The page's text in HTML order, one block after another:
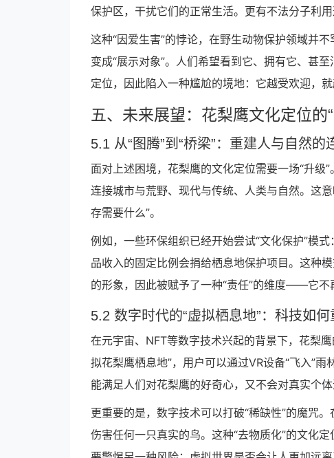
保护区，干扰它们的正常生活。更有不法分子利
这种“因爱生害”的悖论，在野生动物保护领域并
变成“展示对象”。人们希望看到它、拥有它、甚
定位，因此陷入一种尴尬的境地：它越受欢迎，就
五、未来展望：花梨鹰文化定位的
5.1 从“图腾”到“桥梁”：重建人与自然的
面对上述困境，花梨鹰的文化定位需要一场“升
连接城市与荒野、现代与传统、人类与自然。这
存需要什么”。
例如，一些环保组织已经开始尝试“文化保护”模
品收入的固定比例会捐给栖息地保护项目。这种
的形象，因此被赋予了一种“责任”的维度——它不
5.2 数字时代的“虚拟栖息地”：科技如
在元宇宙、NFT等数字技术兴起的背景下，花梨
拟花梨鹰栖息地”，用户可以通过VR设备“飞入”
能满足人们对花梨鹰的好奇心，又不会对真实个体
更重要的是，数字技术可以打破“稀缺性”的魔咒
伤害任何一只真实的鸟。这种“去物质化”的文化